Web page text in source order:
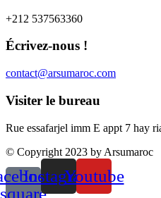
+212 537563360
Écrivez-nous !​
contact@arsumaroc.com
Visiter le bureau​
Rue essafarjel imm E appt 7 hay
© Copyright 2023 by Arsumaroc
square
InstagramYoutube